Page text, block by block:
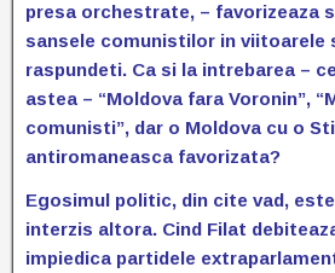
presa orchestrate, – favorizeaza
sansele comunistilor in viitoarele
raspundeti. Ca si la intrebarea –
astea – “Moldova fara Voronin”,
comunisti”, dar o Moldova cu o
antiromaneasca favorizata?
Egosimul politic, din cite vad,
interzis altora. Cind Filat
impiedica partidele